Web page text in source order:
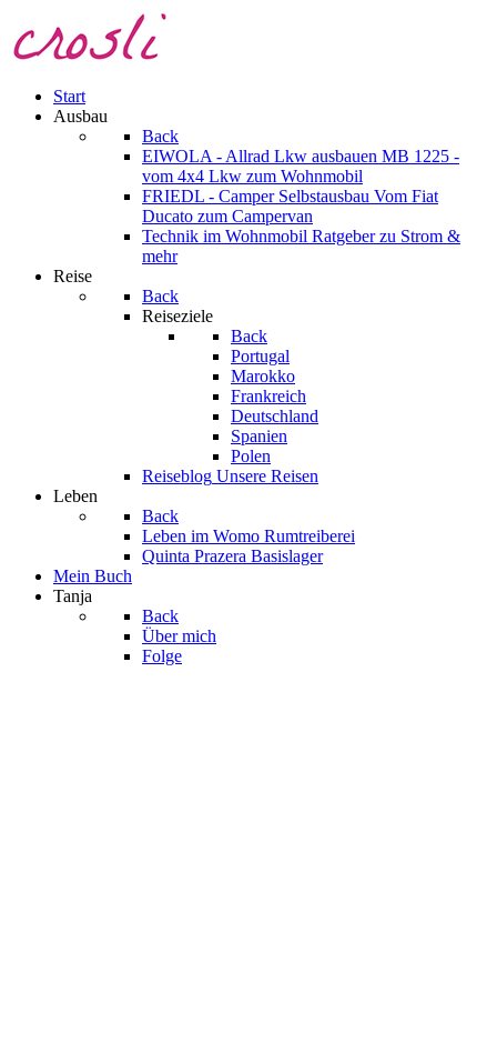
Start
Ausbau
Back
EIWOLA - Allrad Lkw ausbauen MB 1225 -
vom 4x4 Lkw zum Wohnmobil
FRIEDL - Camper Selbstausbau Vom Fiat
Ducato zum Campervan
Technik im Wohnmobil Ratgeber zu Strom &
mehr
Reise
Back
Reiseziele
Back
Portugal
Marokko
Frankreich
Deutschland
Spanien
Polen
Reiseblog Unsere Reisen
Leben
Back
Leben im Womo Rumtreiberei
Quinta Prazera Basislager
Mein Buch
Tanja
Back
Über mich
Folge